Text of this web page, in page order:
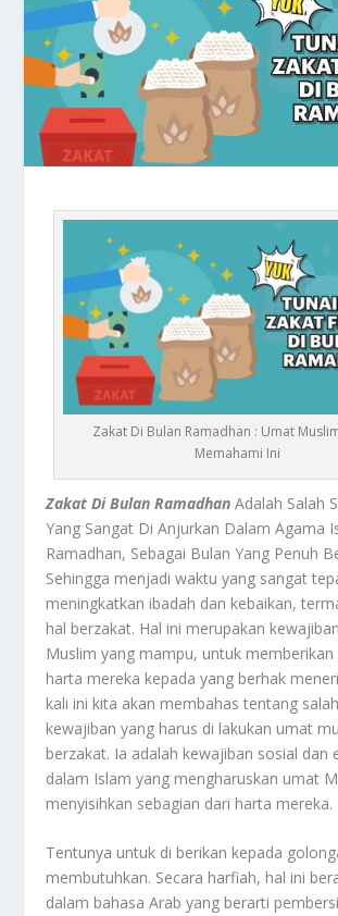
Zakat Di Bulan Ramadhan : Umat
Memahami Ini
Zakat Di Bulan Ramadhan Adalah Salah
Yang Sangat Di Anjurkan Dalam Agama
Ramadhan, Sebagai Bulan Yang Penuh
Sehingga menjadi waktu yang sangat
meningkatkan ibadah dan kebaikan,
hal berzakat. Hal ini merupakan
Muslim yang mampu, untuk memberikan
harta mereka kepada yang berhak
kali ini kita akan membahas tentang
kewajiban yang harus di lakukan umat
berzakat. Ia adalah kewajiban sosial dan
dalam Islam yang mengharuskan umat
menyisihkan sebagian dari harta mereka.
Tentunya untuk di berikan kepada
membutuhkan. Secara harfiah, hal ini
dalam bahasa Arab yang berarti